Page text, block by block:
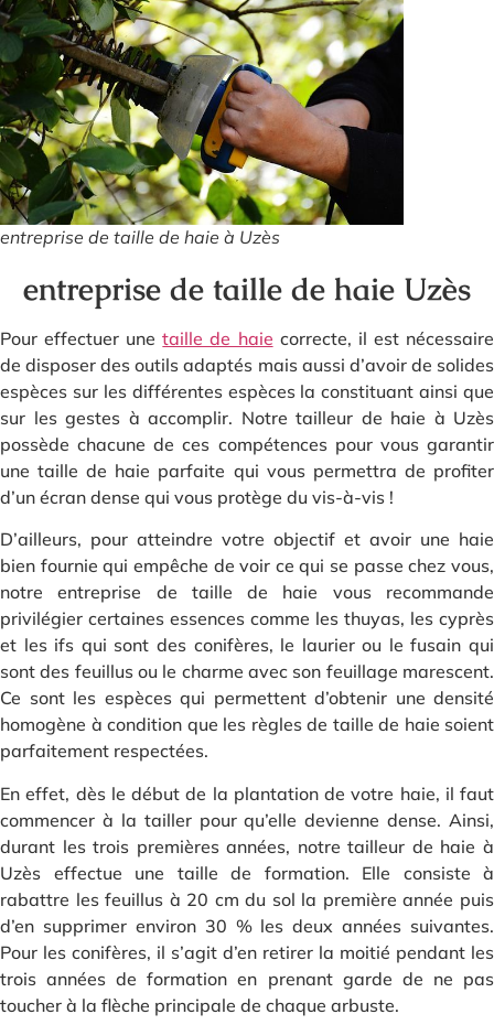
entreprise de taille de haie à Uzès
entreprise de taille de haie Uzès
Pour effectuer unetaille de haie correcte, il est nécessaire
de disposer des outils adaptés mais aussi d’avoir de solides
espèces sur les différentes espèces la constituant ainsi que
sur les gestes à accomplir. Notre tailleur de haie à Uzès
possède chacune de ces compétences pour vous garantir
une taille de haie parfaite qui vous permettra de profiter
d’un écran dense qui vous protège du vis-à-vis !
D’ailleurs, pour atteindre votre objectif et avoir une haie
bien fournie qui empêche de voir ce qui se passe chez vous,
notre entreprise de taille de haie vous recommande
privilégier certaines essences comme les thuyas, les cyprès
et les ifs qui sont des conifères, le laurier ou le fusain qui
sont des feuillus ou le charme avec son feuillage marescent.
Ce sont les espèces qui permettent d’obtenir une densité
homogène à condition que les règles de taille de haie soient
parfaitement respectées.
En effet, dès le début de la plantation de votre haie, il faut
commencer à la tailler pour qu’elle devienne dense. Ainsi,
durant les trois premières années, notre tailleur de haie à
Uzès effectue une taille de formation. Elle consiste à
rabattre les feuillus à 20 cm du sol la première année puis
d’en supprimer environ 30 % les deux années suivantes.
Pour les conifères, il s’agit d’en retirer la moitié pendant les
trois années de formation en prenant garde de ne pas
toucher à la flèche principale de chaque arbuste.